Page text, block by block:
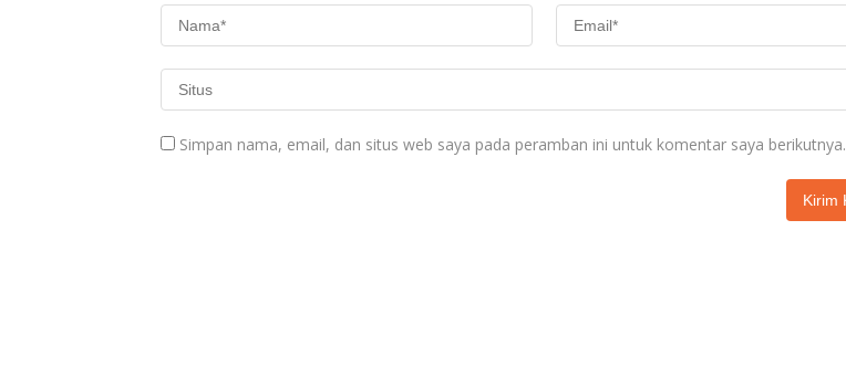
Simpan nama, email, dan situs web saya pada peramban ini untuk komentar saya berikutnya.